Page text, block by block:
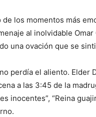
los momentos más
al inolvidable
una ovación que se
perdía el aliento. Elder
a las 3:45 de la
inocentes”, “Reina